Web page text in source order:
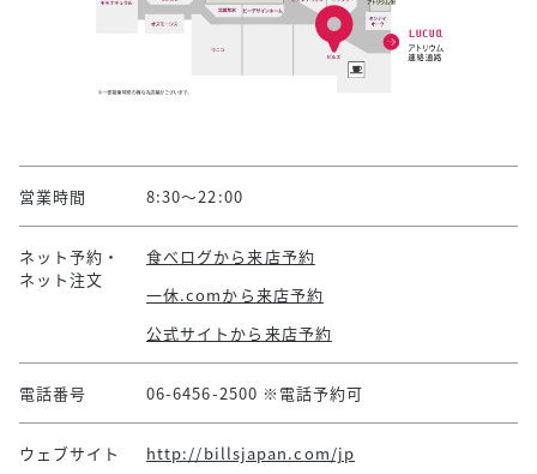
営業時間 8:30～22:00
ネット予約・
ネット注文
食べログから来店予約
一休.comから来店予約
公式サイトから来店予約
電話番号 06-6456-2500 ※電話予約可
ウェブサイト http://billsjapan.com/jp